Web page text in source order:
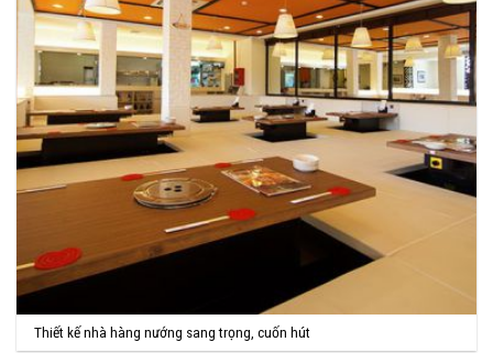
Thiết kế nhà hàng nướng sang trọng, cuốn hút